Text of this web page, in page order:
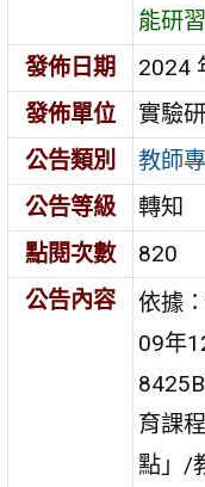
能研
發佈日期
2024
發佈單位
實驗
公告類別
教師
公告等級
轉知
點閱次數
820
公告內容
依據
09年
育課
點」/